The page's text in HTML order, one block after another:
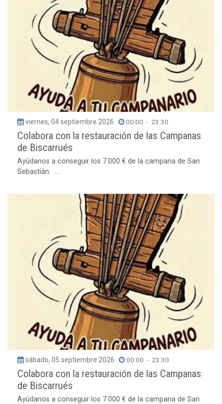
viernes, 04 septiembre 2026 00:00 - 23:30
Colabora con la restauración de las Campanas
de Biscarrués
Ayúdanos a conseguir los 7.000 € de la campana de San
Sebastián. ...
sábado, 05 septiembre 2026 00:00 - 23:30
Colabora con la restauración de las Campanas
de Biscarrués
Ayúdanos a conseguir los 7.000 € de la campana de San